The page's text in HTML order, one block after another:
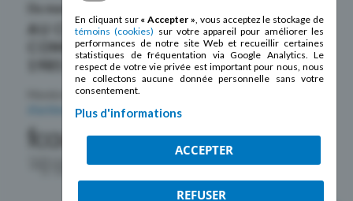
Du mardi au samedi
AU CŒUR DE LA
COMMUNAUTÉ DEPUIS
Membre de laFédération des centres
d’action bénévole du Québec
En cliquant sur « Accepter », vous acceptez le stockage de
témoins (cookies) sur votre appareil pour améliorer les
performances de notre site Web et recueillir certaines
statistiques de fréquentation via Google Analytics. Le
respect de votre vie privée est important pour nous, nous
ne collectons aucune donnée personnelle sans votre
consentement.
Plus d'informations
ACCEPTER
REFUSER